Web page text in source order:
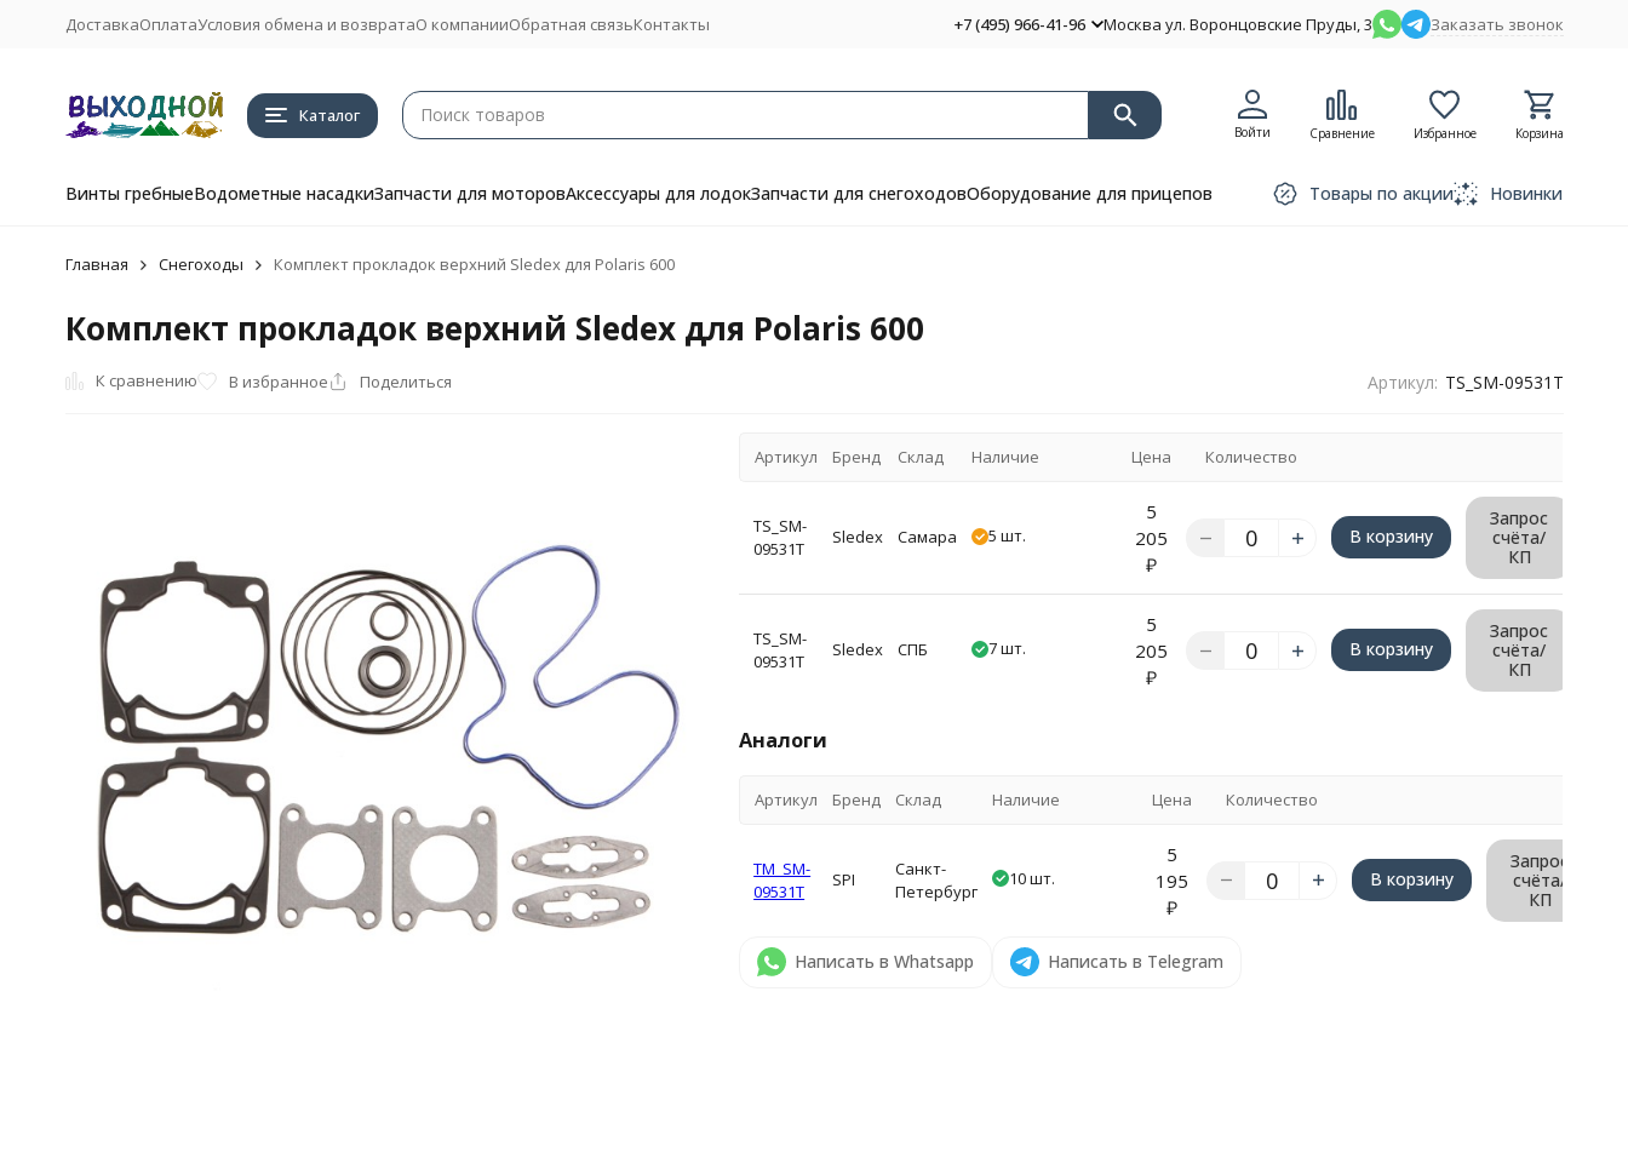
ДоставкаОплатаУсловия обмена и возвратаО компанииОбратная связьКонтакты +7 (495) 966-41-96 Москва ул. Воронцовские Пруды, 3 Заказать звонок
Каталог
Войти Сравнение Избранное Корзина
Винты гребныеВодометные насадкиЗапчасти для моторовАксессуары для лодокЗапчасти для снегоходовОборудование для прицепов Товары по акции Новинки
Главная Снегоходы Комплект прокладок верхний Sledex для Polaris 600
Комплект прокладок верхний Sledex для Polaris 600
К сравнению В избранное Поделиться Артикул: TS_SM-09531T
Артикул Бренд Склад Наличие Цена Количество
TS_SM-
09531T
Sledex Самара 5 шт.
5
205
₽
В корзину
Запрос
счёта/
КП
TS_SM-
09531T
Sledex СПБ 7 шт.
5
205
₽
В корзину
Запрос
счёта/
КП
Аналоги
Артикул Бренд Склад Наличие Цена Количество
TM_SM-
09531T
SPI
Санкт-
Петербург
10 шт.
5
195
₽
В корзину
Запрос
счёта/
КП
Написать в Whatsapp Написать в Telegram